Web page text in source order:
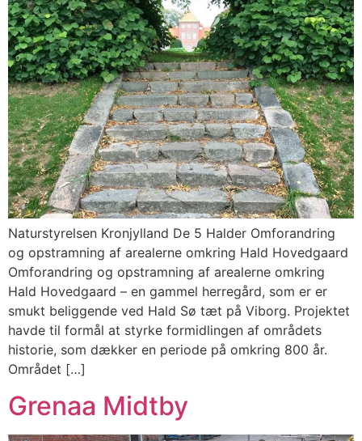
Naturstyrelsen Kronjylland De 5 Halder Omforandring
og opstramning af arealerne omkring Hald Hovedgaard
Omforandring og opstramning af arealerne omkring
Hald Hovedgaard – en gammel herregård, som er er
smukt beliggende ved Hald Sø tæt på Viborg. Projektet
havde til formål at styrke formidlingen af områdets
historie, som dækker en periode på omkring 800 år.
Området […]
Grenaa Midtby